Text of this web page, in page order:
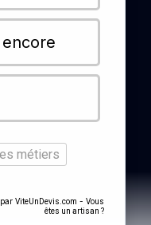
métiers
ViteUnDevis.com - Vous
êtes un artisan ?